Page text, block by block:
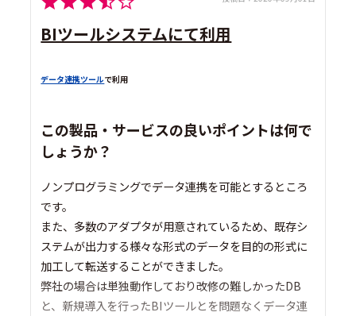
BIツールシステムにて利用
データ連携ツールで利用
この製品・サービスの良いポイントは何で
しょうか？
ノンプログラミングでデータ連携を可能とするところ
です。
また、多数のアダプタが用意されているため、既存シ
ステムが出力する様々な形式のデータを目的の形式に
加工して転送することができました。
弊社の場合は単独動作しており改修の難しかったDB
と、新規導入を行ったBIツールとを問題なくデータ連